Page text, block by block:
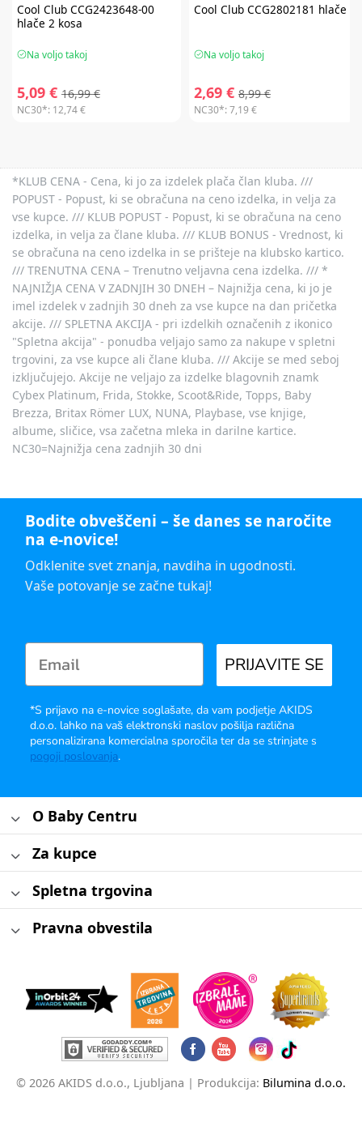
Cool ClubCCG2423648-00
hlače 2 kosa
Na voljo takoj
5,09 € 16,99 €
NC30*: 12,74 €
Cool ClubCCG2802181 hlače
Na voljo takoj
2,69 € 8,99 €
NC30*:7,19 €
*KLUB CENA - Cena, ki jo za izdelek plača član kluba. ///
POPUST - Popust, ki se obračuna na ceno izdelka, in velja za
vse kupce. /// KLUB POPUST - Popust, ki se obračuna na ceno
izdelka, in velja za člane kluba. /// KLUB BONUS - Vrednost, ki
se obračuna na ceno izdelka in se prišteje na klubsko kartico.
/// TRENUTNA CENA – Trenutno veljavna cena izdelka. /// *
NAJNIŽJA CENA V ZADNJIH 30 DNEH – Najnižja cena, ki jo je
imel izdelek v zadnjih 30 dneh za vse kupce na dan pričetka
akcije. /// SPLETNA AKCIJA - pri izdelkih označenih z ikonico
"Spletna akcija" - ponudba veljajo samo za nakupe v spletni
trgovini, za vse kupce ali člane kluba. /// Akcije se med seboj
izključujejo. Akcije ne veljajo za izdelke blagovnih znamk
Cybex Platinum, Frida, Stokke, Scoot&Ride, Topps, Baby
Brezza, Britax Römer LUX, NUNA, Playbase, vse knjige,
albume, sličice, vsa začetna mleka in darilne kartice.
NC30=Najnižja cena zadnjih 30 dni
Bodite obveščeni – še danes se naročite
na e-novice!
Odklenite svet znanja, navdiha in ugodnosti.
Vaše potovanje se začne tukaj!
PRIJAVITE SE
*S prijavo na e-novice soglašate, da vam podjetje AKIDS
d.o.o. lahko na vaš elektronski naslov pošilja različna
personalizirana komercialna sporočila ter da se strinjate s
pogoji poslovanja.
O Baby Centru
Za kupce
Spletna trgovina
Pravna obvestila
© 2026 AKIDS d.o.o., Ljubljana | Produkcija: Bilumina d.o.o.